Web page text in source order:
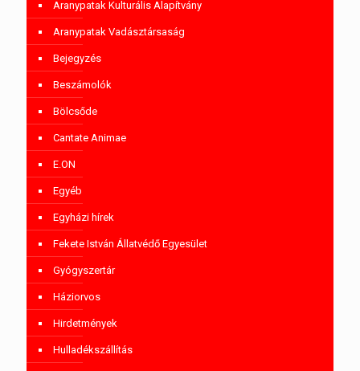
Aranypatak Kulturális Alapítvány
Aranypatak Vadásztársaság
Bejegyzés
Beszámolók
Bölcsőde
Cantate Animae
E.ON
Egyéb
Egyházi hírek
Fekete István Állatvédő Egyesület
Gyógyszertár
Háziorvos
Hirdetmények
Hulladékszállítás